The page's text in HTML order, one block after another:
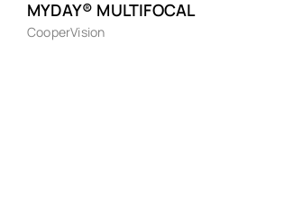
MYDAY® MULTIFOCAL
CooperVision